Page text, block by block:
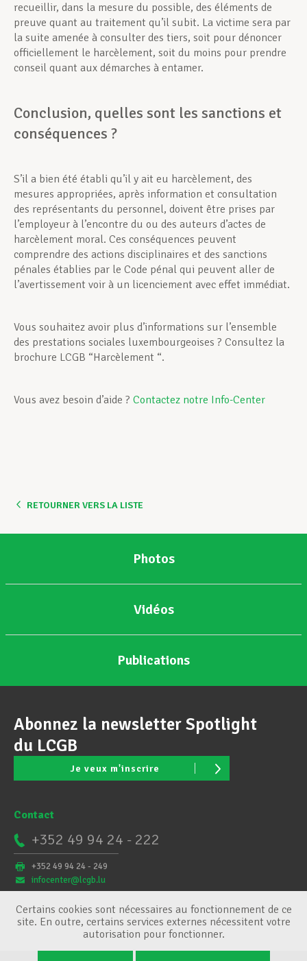
recueillir, dans la mesure du possible, des éléments de
preuve quant au traitement qu’il subit. La victime sera par
la suite amenée à consulter des tiers, soit pour dénoncer
officiellement le harcèlement, soit du moins pour prendre
conseil quant aux démarches à entamer.
Conclusion, quelles sont les sanctions et
conséquences ?
S’il a bien été établi qu’il y ait eu harcèlement, des
mesures appropriées, après information et consultation
des représentants du personnel, doivent être prises par
l’employeur à l’encontre du ou des auteurs d’actes de
harcèlement moral. Ces conséquences peuvent
comprendre des actions disciplinaires et des sanctions
pénales établies par le Code pénal qui peuvent aller de
l’avertissement voir à un licenciement avec effet immédiat.
Vous souhaitez avoir plus d’informations sur l’ensemble
des prestations sociales luxembourgeoises ? Consultez la
brochure LCGB “Harcèlement “.
Vous avez besoin d’aide ? Contactez notre Info-Center
RETOURNER VERS LA LISTE
Photos
Vidéos
Publications
Abonnez la newsletter Spotlight
du LCGB
Je veux m'inscrire
Contact
+352 49 94 24 - 222
+352 49 94 24 - 249
infocenter@lcgb.lu
Certains cookies sont nécessaires au fonctionnement de ce
site. En outre, certains services externes nécessitent votre
autorisation pour fonctionner.